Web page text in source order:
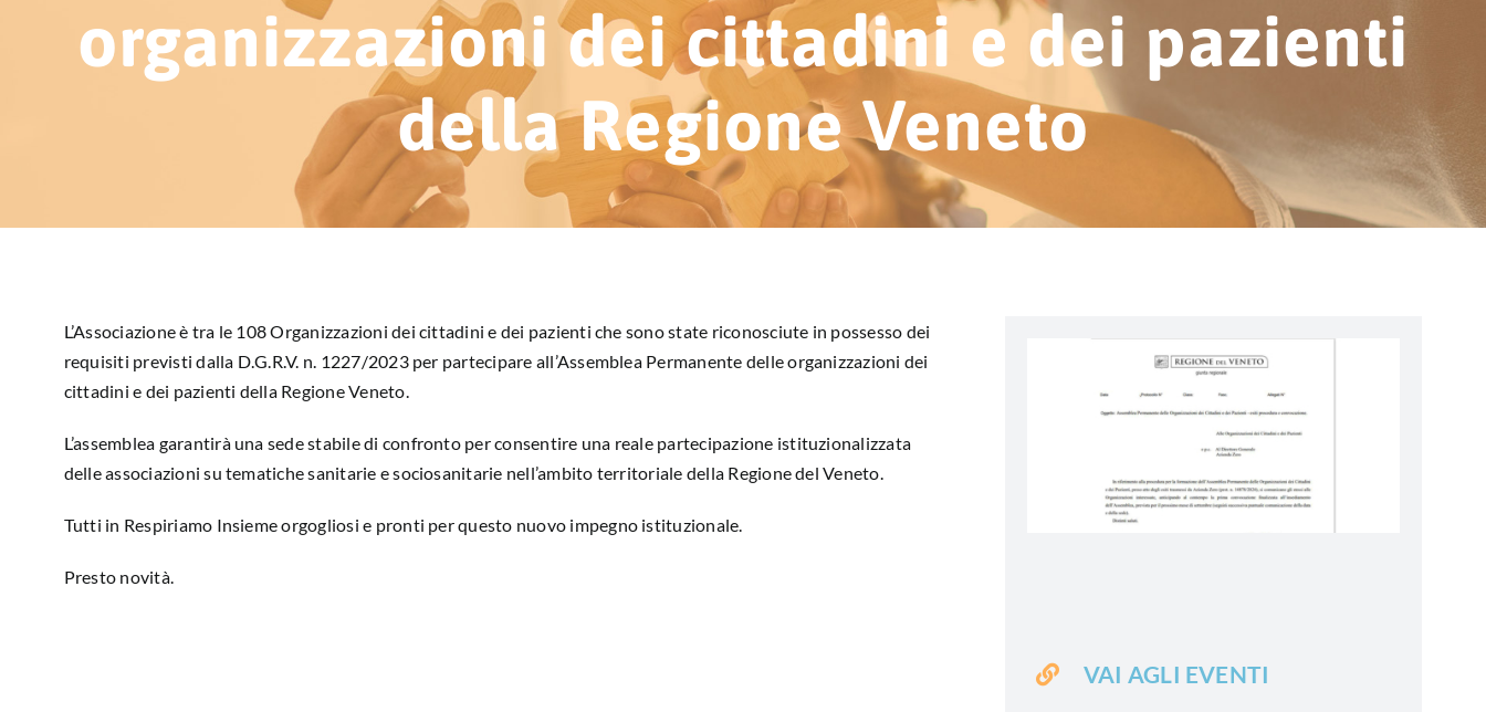
organizzazioni dei cittadini e dei pazienti
della Regione Veneto
L’Associazione è tra le 108 Organizzazioni dei cittadini e dei pazienti che sono state riconosciute in possesso dei
requisiti previsti dalla D.G.R.V. n. 1227/2023 per partecipare all’Assemblea Permanente delle organizzazioni dei
cittadini e dei pazienti della Regione Veneto.
L’assemblea garantirà una sede stabile di confronto per consentire una reale partecipazione istituzionalizzata
delle associazioni su tematiche sanitarie e sociosanitarie nell’ambito territoriale della Regione del Veneto.
Tutti in Respiriamo Insieme orgogliosi e pronti per questo nuovo impegno istituzionale.
Presto novità.
VAI AGLI EVENTI